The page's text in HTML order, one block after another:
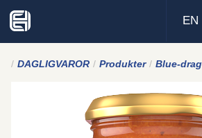
EN
DAGLIGVAROR Produkter Blue-